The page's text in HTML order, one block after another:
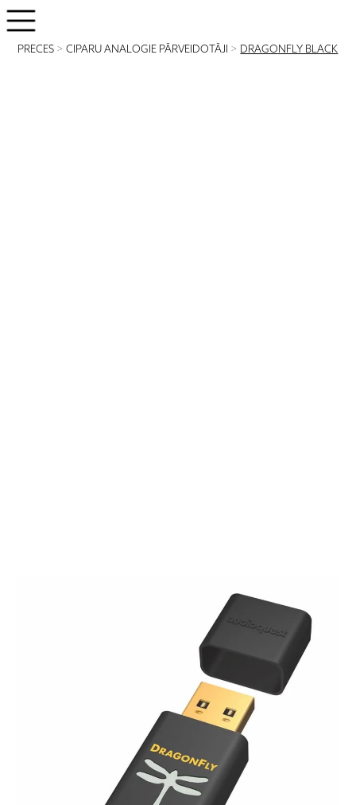
PRECES >CIPARU ANALOGIE PĀRVEIDOTĀJI > DRAGONFLY BLACK